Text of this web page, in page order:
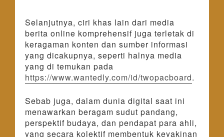
Selanjutnya, ciri khas lain dari media
berita online komprehensif juga terletak di
keragaman konten dan sumber informasi
yang dicakupnya, seperti halnya media
yang di temukan pada
https://www.wantedly.com/id/twopacboard.
Sebab juga, dalam dunia digital saat ini
menawarkan beragam sudut pandang,
perspektif budaya, dan pendapat para ahli,
yang secara kolektif membentuk keyakinan